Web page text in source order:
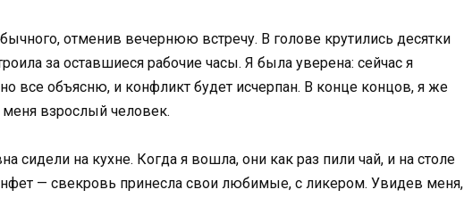
отменив вечернюю встречу. В голове крутились десятки
за оставшиеся рабочие часы. Я была уверена: сейчас я
все объясню, и конфликт будет исчерпан. В конце концов, я же
взрослый человек.
сидели на кухне. Когда я вошла, они как раз пили чай, и на столе
— свекровь принесла свои любимые, с ликером. Увидев меня,